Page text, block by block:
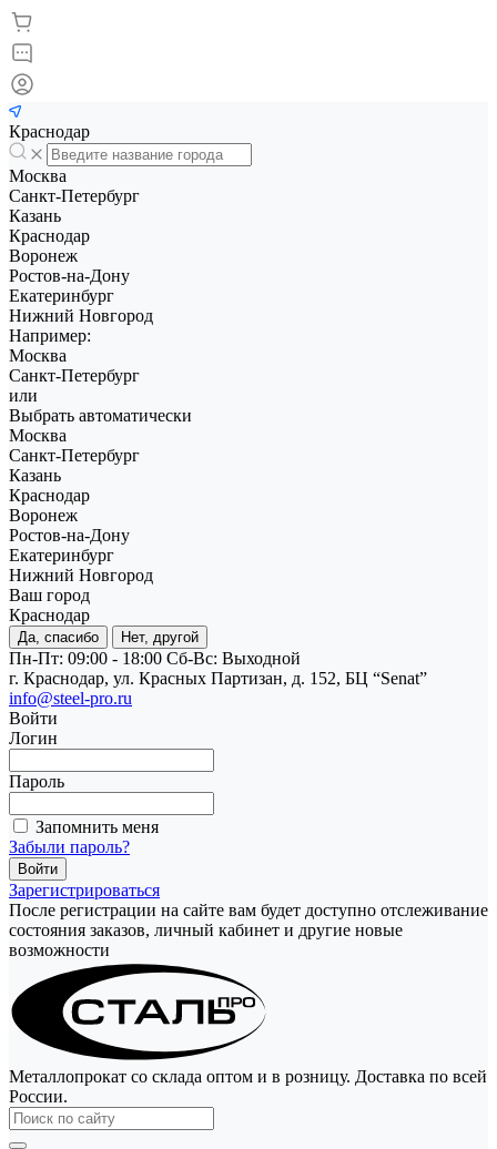
Краснодар
Москва
Санкт-Петербург
Казань
Краснодар
Воронеж
Ростов-на-Дону
Екатеринбург
Нижний Новгород
Например:
Москва
Санкт-Петербург
или
Выбрать автоматически
Москва
Санкт-Петербург
Казань
Краснодар
Воронеж
Ростов-на-Дону
Екатеринбург
Нижний Новгород
Ваш город
Краснодар
Да, спасибо Нет, другой
Пн-Пт: 09:00 - 18:00 Cб-Вс: Выходной
г. Краснодар, ул. Красных Партизан, д. 152, БЦ “Senat”
info@steel-pro.ru
Войти
Логин
Пароль
Запомнить меня
Забыли пароль?
Зарегистрироваться
После регистрации на сайте вам будет доступно отслеживание
состояния заказов, личный кабинет и другие новые
возможности
Металлопрокат со склада оптом и в розницу. Доставка по всей
России.